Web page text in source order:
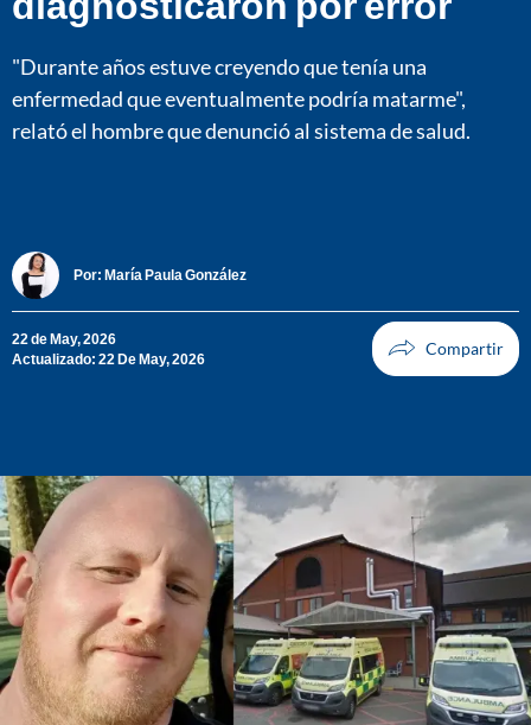
"Durante años estuve creyendo que tenía una
enfermedad que eventualmente podría matarme",
relató el hombre que denunció al sistema de salud.
Por: María Paula González
22 de May, 2026
Actualizado: 22 De May, 2026